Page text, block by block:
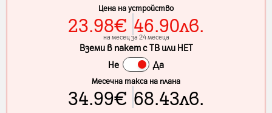
Цена на устройство
23.98€ 46.90лв.
на месец за 24 месеца
Вземи в пакет с ТВ или НЕТ
Не
Да
Месечна такса на плана
34.99€ 68.43лв.